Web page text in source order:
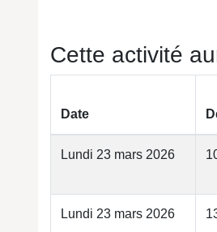
Cette activité
Date
Lundi 23 mars 2026
Lundi 23 mars 2026